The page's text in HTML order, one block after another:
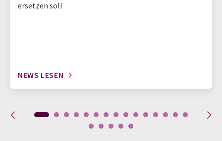
ersetzen soll
NEWS LESEN